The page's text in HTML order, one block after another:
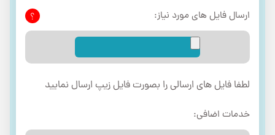
ارسال فایل های مورد نیاز:
لطفا فایل های ارسالی را بصورت فایل زیپ ارسال نمایید
خدمات اضافی: